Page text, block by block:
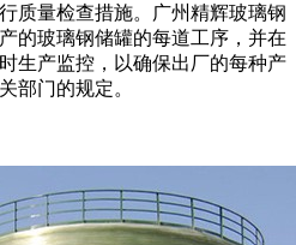
质量检查措施。广州精辉玻璃钢
的玻璃钢储罐的每道工序，并在
生产监控，以确保出厂的每种产
部门的规定。